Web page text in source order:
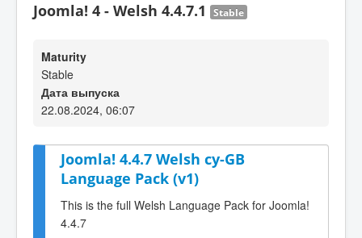
Joomla! 4 - Welsh 4.4.7.1 Stable
Maturity
Stable
Дата выпуска
22.08.2024, 06:07
Joomla! 4.4.7 Welsh cy-GB
Language Pack (v1)
This is the full Welsh Language Pack for Joomla!
4.4.7